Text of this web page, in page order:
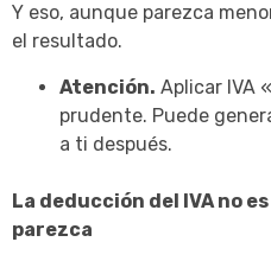
Y eso, aunque parezca
el resultado.
Atención. Aplicar IVA
prudente. Puede
a ti después.
La deducción del IVA no
parezca